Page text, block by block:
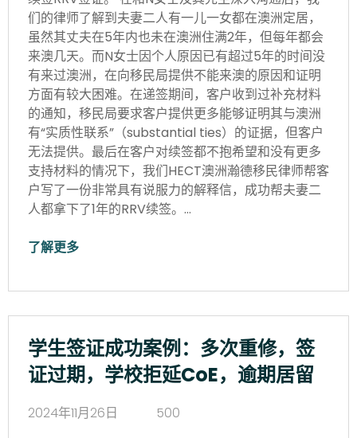
们的律师了解到夫妻二人有一儿一女都在澳洲定居，
虽然其丈夫在5年内也未在澳洲住满2年，但每年都会
来澳几天。而N女士因个人原因已有超过5年的时间没
有来过澳洲，在向移民局提供不能来澳的原因和证明
方面有较大困难。在递签期间，客户收到过补充材料
的通知，移民局要求客户提供更多能够证明其与澳洲
有“实质性联系”（substantial ties）的证据，但客户
无法提供。最后在客户对续签都不抱希望和没有更多
支持材料的情况下，我们HECT澳洲瀚德移民律师帮客
户写了一份非常具有说服力的解释信，成功帮夫妻二
人都拿下了1年的RRV续签。…
了解更多
学生签证成功案例：多次重修，签
证过期，学校拒延CoE，逾期居留
2024年11月26日
500